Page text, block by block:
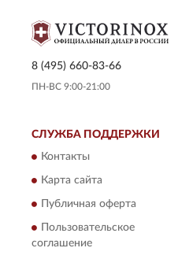
8 (495) 660-83-66
ПН-ВС 9:00-21:00
СЛУЖБА ПОДДЕРЖКИ
Контакты
Карта сайта
Публичная оферта
Пользовательское
соглашение